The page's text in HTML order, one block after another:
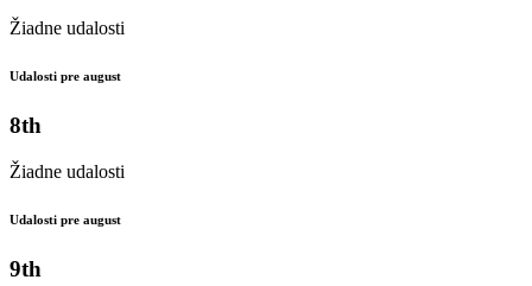
Žiadne udalosti
Udalosti pre august
8th
Žiadne udalosti
Udalosti pre august
9th